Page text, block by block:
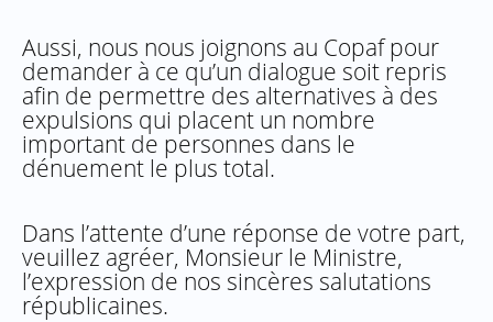
Aussi, nous nous joignons au Copaf pour
demander à ce qu’un dialogue soit repris
afin de permettre des alternatives à des
expulsions qui placent un nombre
important de personnes dans le
dénuement le plus total.
Dans l’attente d’une réponse de votre part,
veuillez agréer, Monsieur le Ministre,
l’expression de nos sincères salutations
républicaines.